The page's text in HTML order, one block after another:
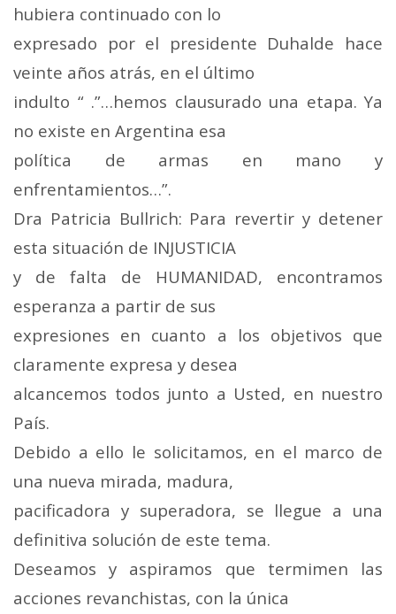
hubiera continuado con lo
expresado por el presidente Duhalde hace
veinte años atrás, en el último
indulto “ .”…hemos clausurado una etapa. Ya
no existe en Argentina esa
política de armas en mano y
enfrentamientos…”.
Dra Patricia Bullrich: Para revertir y detener
esta situación de INJUSTICIA
y de falta de HUMANIDAD, encontramos
esperanza a partir de sus
expresiones en cuanto a los objetivos que
claramente expresa y desea
alcancemos todos junto a Usted, en nuestro
País.
Debido a ello le solicitamos, en el marco de
una nueva mirada, madura,
pacificadora y superadora, se llegue a una
definitiva solución de este tema.
Deseamos y aspiramos que termimen las
acciones revanchistas, con la única